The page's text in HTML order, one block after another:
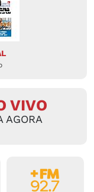
VIVO
AGORA